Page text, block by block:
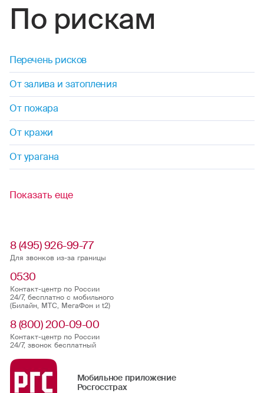
По рискам
Перечень рисков
От залива и затопления
От пожара
От кражи
От урагана
Показать еще
8 (495) 926-99-77
Для звонков из-за границы
0530
Контакт-центр по России
24/7, бесплатно с мобильного
(Билайн, МТС, МегаФон и t2)
8 (800) 200-09-00
Контакт-центр по России
24/7, звонок бесплатный
Мобильное приложение
Росгосстрах